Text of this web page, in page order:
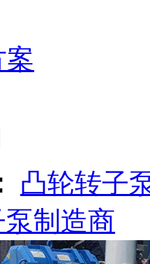
凸轮转子
制造商